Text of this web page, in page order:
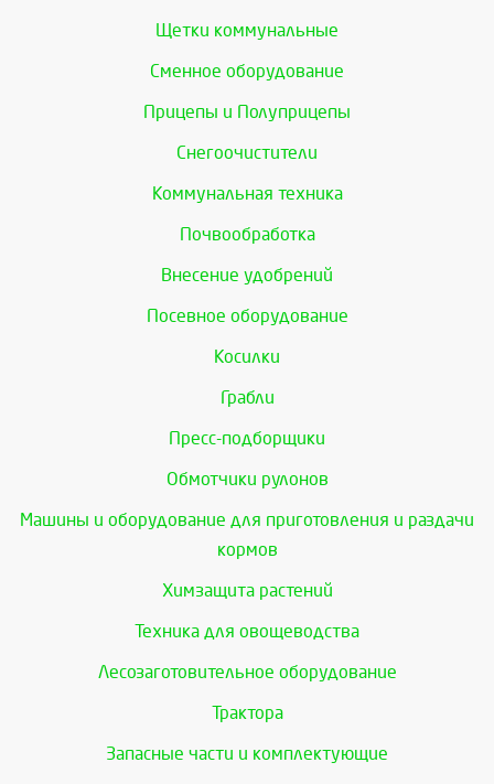
Щетки коммунальные
Сменное оборудование
Прицепы и Полуприцепы
Снегоочистители
Коммунальная техника
Почвообработка
Внесение удобрений
Посевное оборудование
Косилки
Грабли
Пресс-подборщики
Обмотчики рулонов
Машины и оборудование для приготовления и раздачи
кормов
Химзащита растений
Техника для овощеводства
Лесозаготовительное оборудование
Трактора
Запасные части и комплектующие